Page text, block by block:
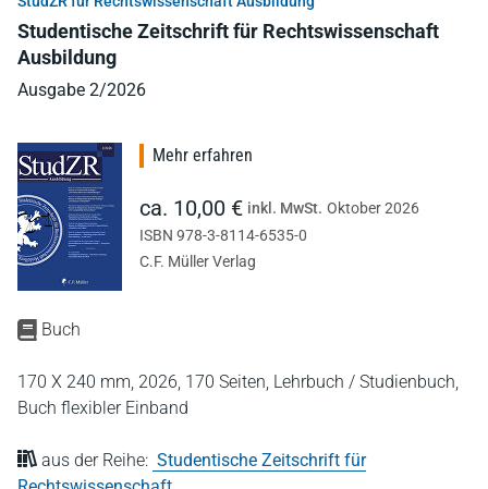
Studentische Zeitschrift für Rechtswissenschaft
Ausbildung
Ausgabe 2/2026
Buch
170 X 240 mm, 2026, 170 Seiten, Lehrbuch / Studienbuch,
Buch flexibler Einband
aus der Reihe: Studentische Zeitschrift für
Mehr erfahren
ca. 10,00 € inkl. MwSt. Oktober 2026
ISBN 978-3-8114-6535-0
C.F. Müller Verlag